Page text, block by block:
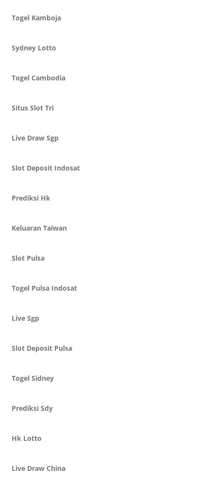
Togel Kamboja
Sydney Lotto
Togel Cambodia
Situs Slot Tri
Live Draw Sgp
Slot Deposit Indosat
Prediksi Hk
Keluaran Taiwan
Slot Pulsa
Togel Pulsa Indosat
Live Sgp
Slot Deposit Pulsa
Togel Sidney
Prediksi Sdy
Hk Lotto
Live Draw China